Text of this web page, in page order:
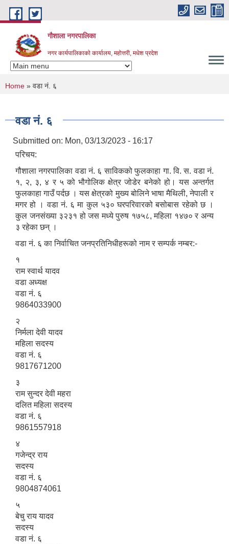
Skip to main content
गौशाला नगरपालिका
नगर कार्यपालिकाकाे कार्यालय, महोत्तरी, मधेश प्रदेश
You are here
Home » वडा नं. ६
वडा नं. ६
Submitted on: Mon, 03/13/2023 - 16:17
परिचय:
गौशाला नगरपालिका वडा नं. ६ साविकको फुलकाहा गा. वि. स. वडा नं.
१, २, ३, ४ र ५ को भौगोलिक क्षेत्र जोडेर बनेको हो। यस अन्तर्गत
फुलकाहा गाउँ पर्दछ । यस क्षेत्रको मुख्य बोलिने भाषा मैथिली, नेपाली र
मगर हो । वडा नं. ६ मा कुल ५३० घरपरिवारको बसोबास रहेको छ ।
कुल जनसंख्या ३२३१ हो जस मध्ये पुरुष १७५८, महिला १४७० र अन्य
३ रहेका छन् ।
वडा नं. ६ का निर्वाचित जनप्रतिनिधीहरूको नाम र सम्पर्क नम्बर:-
१
राम स्वार्थ यादव
वडा अध्यक्ष
वडा नं. ६
9864033900
२
निर्मला देवी यादव
महिला सदस्य
वडा नं. ६
9817671200
३
राम सुन्दर देवी महरा
दलित महिला सदस्य
वडा नं. ६
9861557918
४
गजेन्द्र राय
सदस्य
वडा नं. ६
9804874061
५
बेचु राय यादव
सदस्य
वडा नं. ६